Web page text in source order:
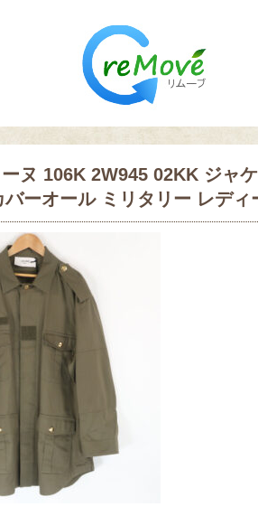
ヌ 106K 2W945 02KK ジャ
バーオール ミリタリー レデ